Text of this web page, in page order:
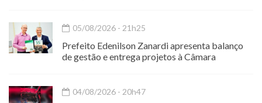
05/08/2026 - 21h25
Prefeito Edenilson Zanardi apresenta balanço
de gestão e entrega projetos à Câmara
04/08/2026 - 20h47